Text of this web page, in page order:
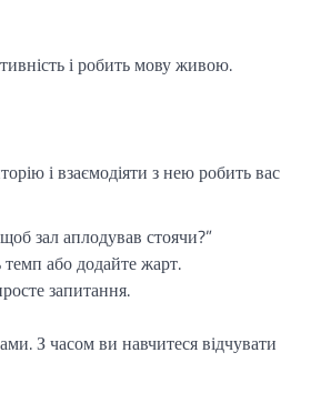
і робить мову живою.
і взаємодіяти з нею робить вас
зал аплодував стоячи?”
темп або додайте жарт.
запитання.
З часом ви навчитеся відчувати